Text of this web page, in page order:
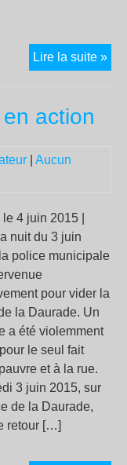
Lire la suite »
(9)
un
de
action
Aucun
4 juin 2015 |
nuit du 3 juin
police municipale
pour vider la
la Daurade. Un
a été violemment
le seul fait
et à la rue.
3 juin 2015, sur
de la Daurade,
retour […]